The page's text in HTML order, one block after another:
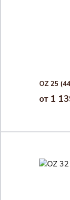
OZ 25
от 1
Логин